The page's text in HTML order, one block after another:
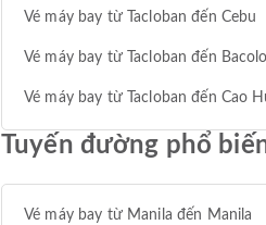
Vé máy bay từ Tacloban đến Cebu
Vé máy bay từ Tacloban đến
Vé máy bay từ Tacloban đến Cao
Tuyến đường phổ
Vé máy bay từ Manila đến Manila